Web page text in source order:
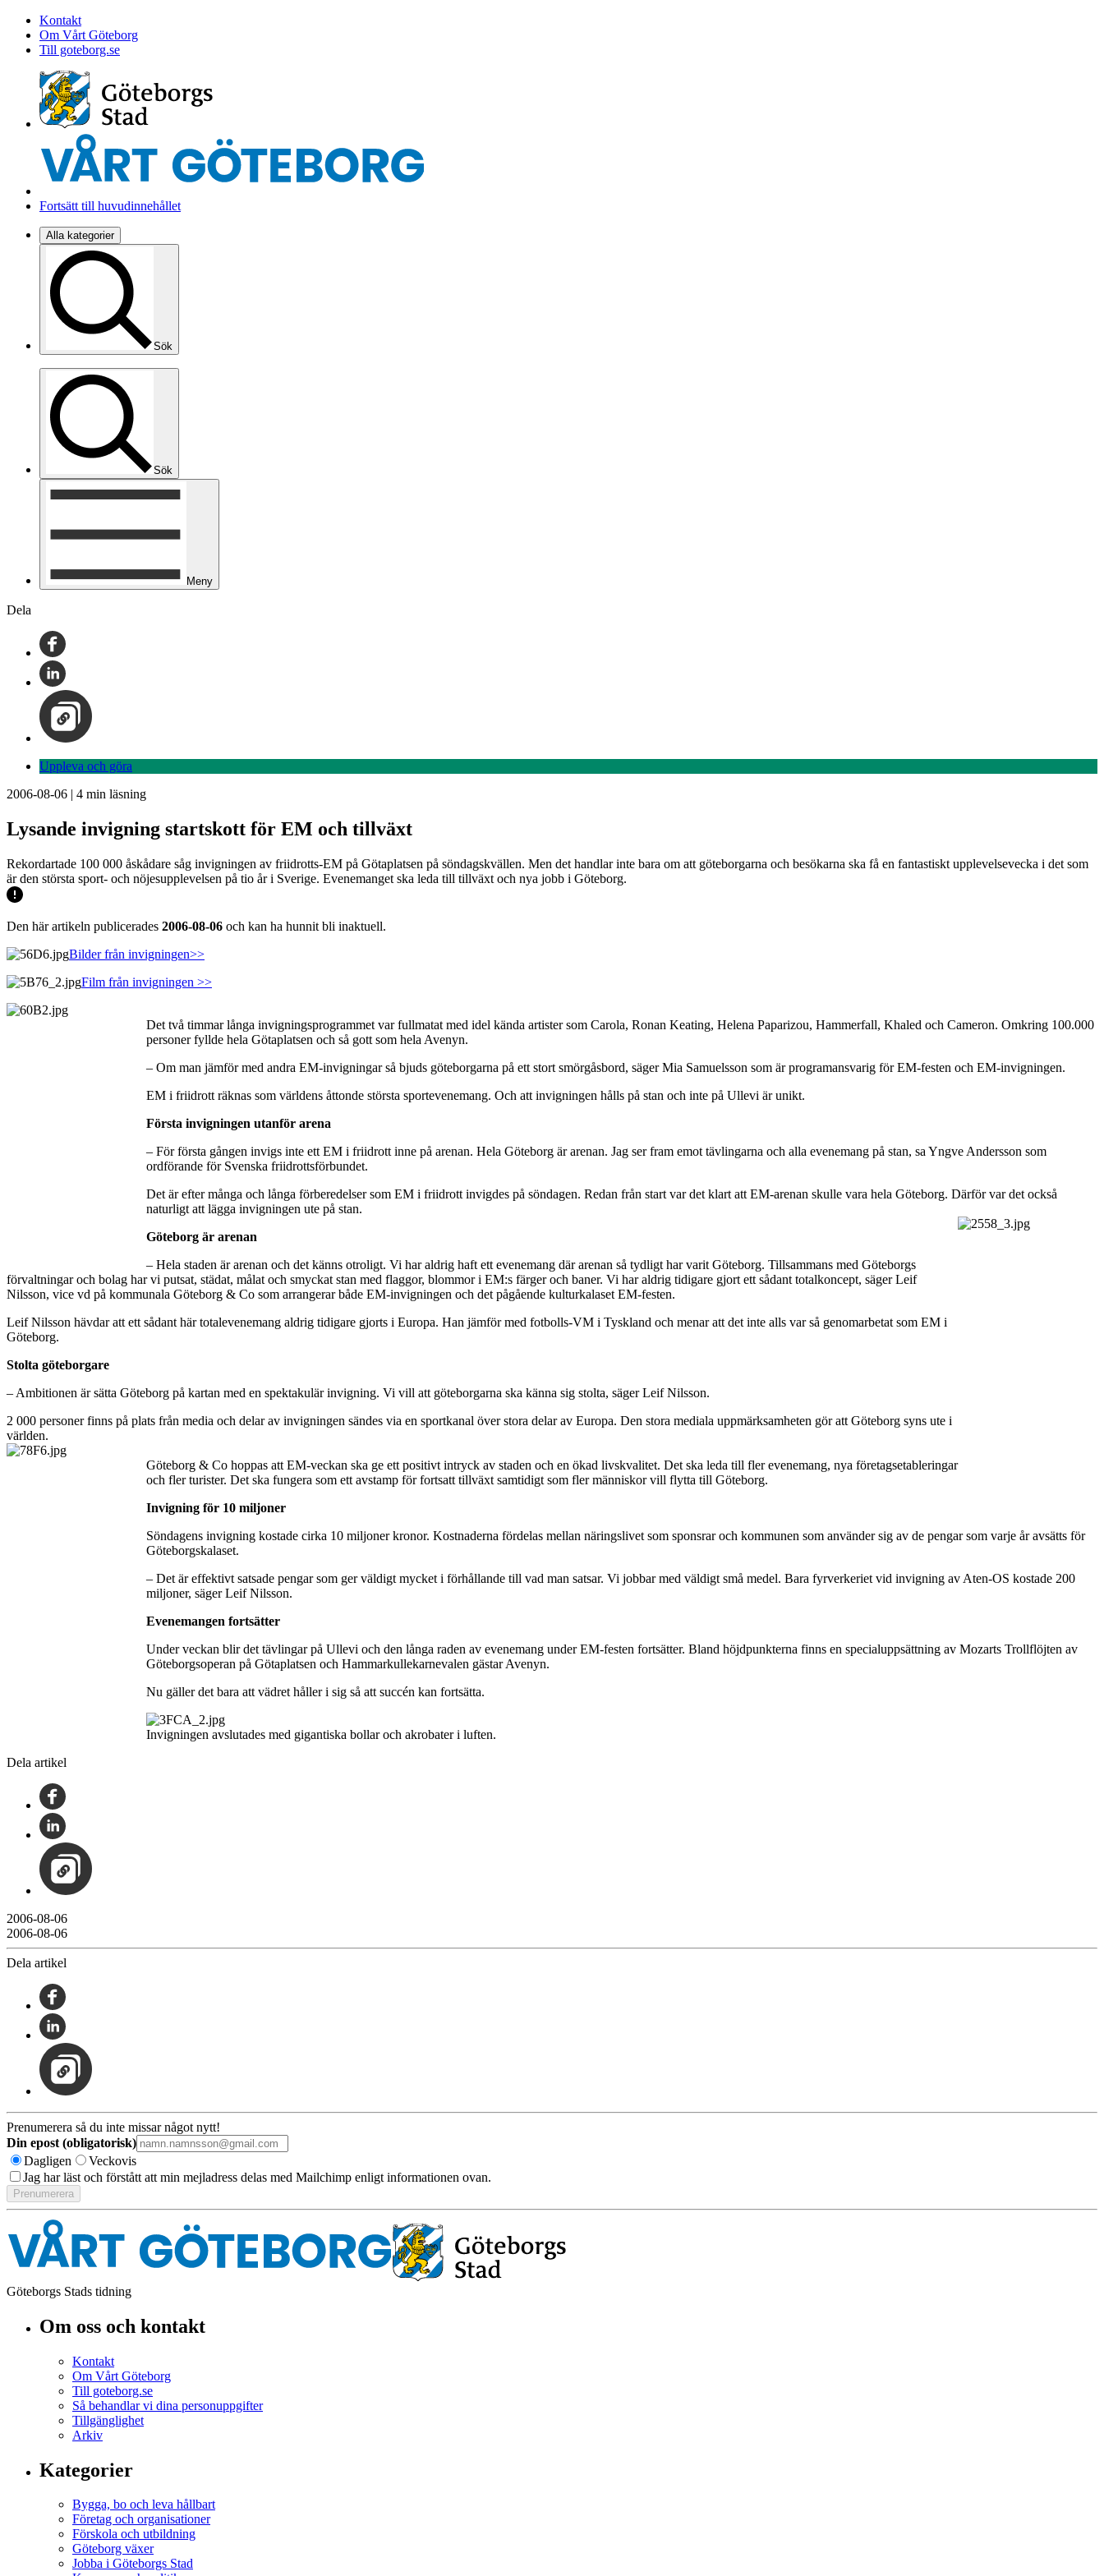
Kontakt
Om Vårt Göteborg
Till goteborg.se
Fortsätt till huvudinnehållet
Alla kategorier
Sök
Sök
Meny
Dela
Uppleva och göra
2006-08-06 | 4 min läsning
Lysande invigning startskott för EM och tillväxt
Rekordartade 100 000 åskådare såg invigningen av friidrotts-EM på Götaplatsen på söndagskvällen. Men det handlar inte bara om att göteborgarna och besökarna ska få en fantastiskt upplevelsevecka i det som
är den största sport- och nöjesupplevelsen på tio år i Sverige. Evenemanget ska leda till tillväxt och nya jobb i Göteborg.
Den här artikeln publicerades 2006-08-06 och kan ha hunnit bli inaktuell.
Bilder från invigningen>>
Film från invigningen >>
Det två timmar långa invigningsprogrammet var fullmatat med idel kända artister som Carola, Ronan Keating, Helena Paparizou, Hammerfall, Khaled och Cameron. Omkring 100.000
personer fyllde hela Götaplatsen och så gott som hela Avenyn.
– Om man jämför med andra EM-invigningar så bjuds göteborgarna på ett stort smörgåsbord, säger Mia Samuelsson som är programansvarig för EM-festen och EM-invigningen.
EM i friidrott räknas som världens åttonde största sportevenemang. Och att invigningen hålls på stan och inte på Ullevi är unikt.
Första invigningen utanför arena
– För första gången invigs inte ett EM i friidrott inne på arenan. Hela Göteborg är arenan. Jag ser fram emot tävlingarna och alla evenemang på stan, sa Yngve Andersson som
ordförande för Svenska friidrottsförbundet.
Det är efter många och långa förberedelser som EM i friidrott invigdes på söndagen. Redan från start var det klart att EM-arenan skulle vara hela Göteborg. Därför var det också
naturligt att lägga invigningen ute på stan.
Göteborg är arenan
– Hela staden är arenan och det känns otroligt. Vi har aldrig haft ett evenemang där arenan så tydligt har varit Göteborg. Tillsammans med Göteborgs
förvaltningar och bolag har vi putsat, städat, målat och smyckat stan med flaggor, blommor i EM:s färger och baner. Vi har aldrig tidigare gjort ett sådant totalkoncept, säger Leif
Nilsson, vice vd på kommunala Göteborg & Co som arrangerar både EM-invigningen och det pågående kulturkalaset EM-festen.
Leif Nilsson hävdar att ett sådant här totalevenemang aldrig tidigare gjorts i Europa. Han jämför med fotbolls-VM i Tyskland och menar att det inte alls var så genomarbetat som EM i
Göteborg.
Stolta göteborgare
– Ambitionen är sätta Göteborg på kartan med en spektakulär invigning. Vi vill att göteborgarna ska känna sig stolta, säger Leif Nilsson.
2 000 personer finns på plats från media och delar av invigningen sändes via en sportkanal över stora delar av Europa. Den stora mediala uppmärksamheten gör att Göteborg syns ute i
världen.
Göteborg & Co hoppas att EM-veckan ska ge ett positivt intryck av staden och en ökad livskvalitet. Det ska leda till fler evenemang, nya företagsetableringar
och fler turister. Det ska fungera som ett avstamp för fortsatt tillväxt samtidigt som fler människor vill flytta till Göteborg.
Invigning för 10 miljoner
Söndagens invigning kostade cirka 10 miljoner kronor. Kostnaderna fördelas mellan näringslivet som sponsrar och kommunen som använder sig av de pengar som varje år avsätts för
Göteborgskalaset.
– Det är effektivt satsade pengar som ger väldigt mycket i förhållande till vad man satsar. Vi jobbar med väldigt små medel. Bara fyrverkeriet vid invigning av Aten-OS kostade 200
miljoner, säger Leif Nilsson.
Evenemangen fortsätter
Under veckan blir det tävlingar på Ullevi och den långa raden av evenemang under EM-festen fortsätter. Bland höjdpunkterna finns en specialuppsättning av Mozarts Trollflöjten av
Göteborgsoperan på Götaplatsen och Hammarkullekarnevalen gästar Avenyn.
Nu gäller det bara att vädret håller i sig så att succén kan fortsätta.
Invigningen avslutades med gigantiska bollar och akrobater i luften.
Dela artikel
2006-08-06
2006-08-06
Dela artikel
Prenumerera så du inte missar något nytt!
Din epost (obligatorisk)
Dagligen
Veckovis
Jag har läst och förstått att min mejladress delas med Mailchimp enligt informationen ovan.
Göteborgs Stads tidning
Om oss och kontakt
Kontakt
Om Vårt Göteborg
Till goteborg.se
Så behandlar vi dina personuppgifter
Tillgänglighet
Arkiv
Kategorier
Bygga, bo och leva hållbart
Företag och organisationer
Förskola och utbildning
Göteborg växer
Jobba i Göteborgs Stad